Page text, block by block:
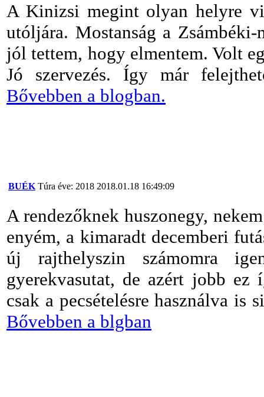
A Kinizsi megint olyan helyre
utóljára. Mostanság a
jól tettem, hogy elmentem. Volt
Jó szervezés. Így már
Bővebben a blogban.
BUÉK Túra éve: 2018 2018.01.18 16:49:09
A rendezőknek huszonegy,
enyém, a kimaradt decemberi
új rajthelyszin számomra
gyerekvasutat, de azért jobb ez
csak a pecsételésre használva
Bővebben a blgban